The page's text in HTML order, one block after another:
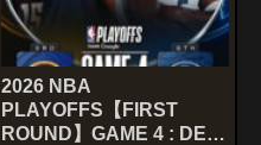
2026 NBA
PLAYOFFS【FIRST
ROUND】GAME 4 : DEN